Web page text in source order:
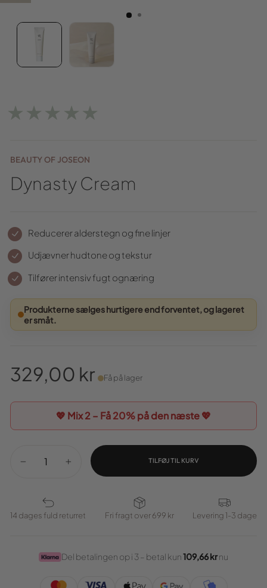
★★★★★
BEAUTY OF JOSEON
Dynasty Cream
Reducerer alderstegn og fine linjer
Udjævner hudtone og tekstur
Tilfører intensiv fugt ognæring
Produkterne sælges hurtigere end forventet, og lageret
er småt.
pris
329,00 kr Få på lager
💖 Mix 2 – Få20%på den næste 💖
+
TILFØJ TIL KURV
14 dages fuld returret Fri fragt over 699 kr Levering 1-3 dage
Del betalingen op i 3 – betal kun109,66 krnu